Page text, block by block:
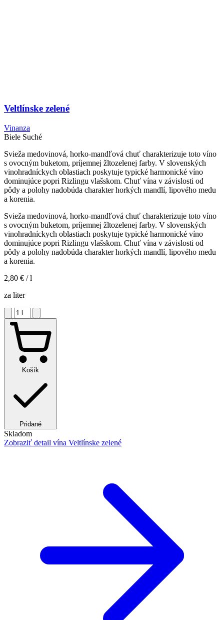
Veltlínske zelené
Vinanza
Biele Suché
Svieža medovinová, horko-mandľová chuť charakterizuje toto víno
s ovocným buketom, príjemnej žltozelenej farby. V slovenských
vinohradníckych oblastiach poskytuje typické harmonické víno
dominujúce popri Rizlingu vlašskom. Chuť vína v závislosti od
pôdy a polohy nadobúda charakter horkých mandlí, lipového medu
a korenia.
Svieža medovinová, horko-mandľová chuť charakterizuje toto víno
s ovocným buketom, príjemnej žltozelenej farby. V slovenských
vinohradníckych oblastiach poskytuje typické harmonické víno
dominujúce popri Rizlingu vlašskom. Chuť vína v závislosti od
pôdy a polohy nadobúda charakter horkých mandlí, lipového medu
a korenia.
2,80 € / l
za liter
Košík
Pridané
Skladom
Zobraziť detail vína Veltlínske zelené